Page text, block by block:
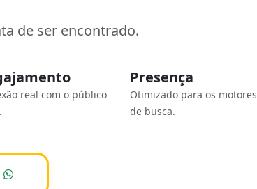
de ser encontrado.
real com o público
Presença
Otimizado para os motores
de busca.